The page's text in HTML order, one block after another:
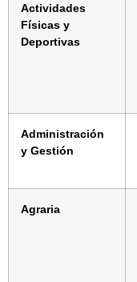
Actividades
Físicas y
Deportivas
Administración
y Gestión
Agraria